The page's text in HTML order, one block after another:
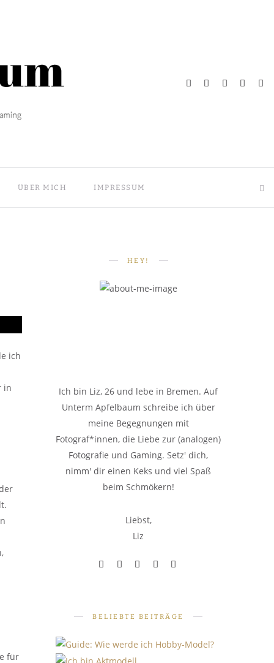
ÜBER MICH IMPRESSUM
ich
in
für
HEY!
Ich bin Liz, 26 und lebe in Bremen. Auf
Unterm Apfelbaum schreibe ich über
meine Begegnungen mit
Fotograf*innen, die Liebe zur (analogen)
Fotografie und Gaming. Setz' dich,
nimm' dir einen Keks und viel Spaß
beim Schmökern!
Liebst,
Liz
BELIEBTE BEITRÄGE